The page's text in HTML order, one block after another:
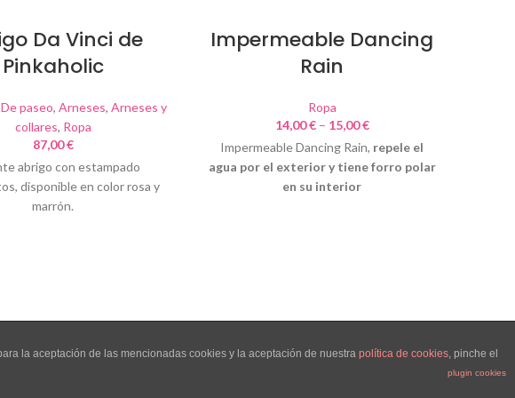
Da Vinci de
Pinkaholic
De paseo, Arneses, Arneses y
collares, Ropa
87,00€
abrigo con estampado
disponible en color rosa y
marrón.
Impermeable Dancing
Rain
Ropa
14,00€– 15,00€
Impermeable Dancing Rain, repele el
agua por el exterior y tiene forro polar
en su interior
la aceptación de las mencionadas cookies y la aceptación de nuestra política de cookies, pinche el
plugin cookies